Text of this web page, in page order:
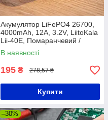
Акумулятор LiFePO4 26700,
4000mАh, 12А, 3.2V, LiitoKala
Lii-40E, Помаранчевий /
Акумуляторна батарейка для
ліхтарів
В наявності
195 ₴ 278,57 ₴
Купити
–30%